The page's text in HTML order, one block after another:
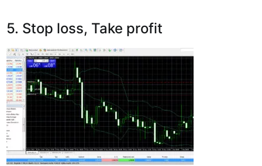
5. Stop loss, Take profit